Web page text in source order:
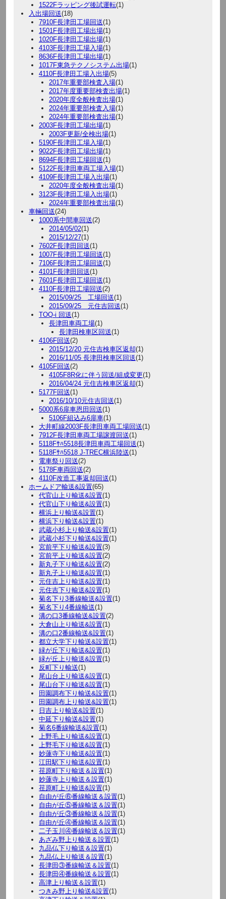
1522Fラッピング後試運転(1)
入出場回送(18)
7910F長津田工場回送(1)
1501F長津田工場出場(1)
1020F長津田工場出場(1)
4103F長津田工場入場(1)
8636F長津田工場出場(1)
1017F東急テクノシステム出場(1)
4110F長津田工場入出場(5)
2017年重要部検査入場(1)
2017年度重要部検査出場(1)
2020年度全般検査出場(1)
2024年重要部検査入場(1)
2024年重要部検査出場(1)
2003F長津田工場出場(1)
2003F更新/全検出場(1)
5190F長津田工場入場(1)
9022F長津田工場出場(1)
8694F長津田工場回送(1)
5122F長津田車両工場入場(1)
4109F長津田工場入出場(1)
2020年度全般検査出場(1)
3123F長津田工場入出場(1)
2024年重要部検査出場(1)
車輛回送(24)
1000系中間車回送(2)
2014/05/02(1)
2015/12/27(1)
7602F長津田回送(1)
1007F長津田工場回送(1)
7106F長津田工場回送(1)
4101F長津田回送(1)
7601F長津田工場回送(1)
4110F長津田工場回送(2)
2015/09/25 工場回送(1)
2015/09/25 元住吉回送(1)
TOQ-i 回送(1)
長津田車両工場(1)
長津田検車区回送(1)
4106F回送(2)
2015/12/20 元住吉検車区返却(1)
2016/11/05 長津田検車区回送(1)
4105F回送(2)
4105F8R化に伴う回送/組成変更(1)
2016/04/24 元住吉検車区返却(1)
5177F回送(1)
2016/10/10元住吉回送(1)
5000系6扉車恩田回送(1)
5106F組込み6扉車(1)
大井町線2003F長津田車両工場回送(1)
7912F長津田車両工場譲渡回送(1)
5118Fｻﾊ5518長津田車両工場回送(1)
5118Fｻﾊ5518 J-TREC横浜陸送(1)
電車祭り回送(2)
5178F車両回送(2)
4110F改造工事返却回送(1)
ホームドア輸送&設置(65)
代官山上り輸送&設置(1)
代官山下り輸送&設置(1)
横浜上り輸送&設置(1)
横浜下り輸送&設置(1)
武蔵小杉上り輸送&設置(1)
武蔵小杉下り輸送&設置(1)
宮前平下り輸送&設置(3)
宮前平上り輸送&設置(2)
新丸子下り輸送&設置(2)
新丸子上り輸送&設置(1)
元住吉上り輸送&設置(1)
元住吉下り輸送&設置(1)
菊名下り3番線輸送&設置(1)
菊名下り4番線輸送(1)
溝の口3番線輸送&設置(2)
大倉山上り輸送&設置(1)
溝の口2番線輸送&設置(1)
都立大学下り輸送&設置(1)
緑が丘下り輸送&設置(1)
緑が丘上り輸送&設置(1)
反町下り輸送(1)
尾山台上り輸送&設置(1)
尾山台下り輸送&設置(1)
田園調布下り輸送&設置(1)
田園調布上り輸送&設置(1)
日吉上り輸送&設置(1)
中延下り輸送&設置(1)
菊名6番線輸送&設置(1)
上野毛上り輸送&設置(1)
上野毛下り輸送&設置(1)
妙蓮寺下り輸送&設置(1)
江田駅下り輸送&設置(1)
荏原町下り輸送＆設置(1)
妙蓮寺上り輸送＆設置(1)
荏原町上り輸送&設置(1)
自由が丘⑥番線輸送＆設置(1)
自由が丘⑤番線輸送＆設置(1)
自由が丘③番線輸送＆設置(1)
自由が丘④番線輸送＆設置(1)
二子玉川④番線輸送＆設置(1)
あざみ野上り輸送＆設置(1)
九品仏下り輸送＆設置(1)
九品仏上り輸送＆設置(1)
長津田③番線輸送＆設置(1)
長津田④番線輸送＆設置(1)
高津上り輸送＆設置(1)
つきみ野上り輸送&設置(1)